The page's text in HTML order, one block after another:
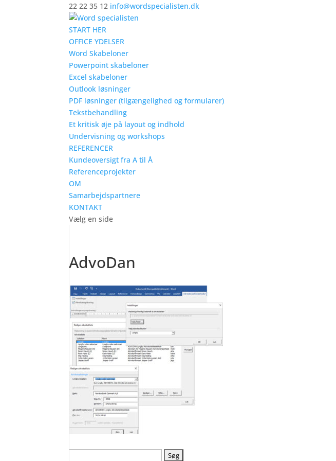
22 22 35 12 info@wordspecialisten.dk
START HER
OFFICE YDELSER
Word Skabeloner
Powerpoint skabeloner
Excel skabeloner
Outlook løsninger
PDF løsninger (tilgængelighed og formularer)
Tekstbehandling
Et kritisk øje på layout og indhold
Undervisning og workshops
REFERENCER
Kundeoversigt fra A til Å
Referenceprojekter
OM
Samarbejdspartnere
KONTAKT
Vælg en side
AdvoDan